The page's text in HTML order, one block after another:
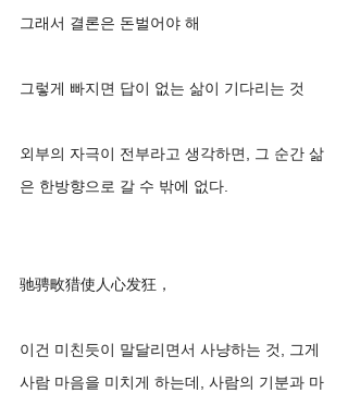
그래서 결론은 돈벌어야 해
그렇게 빠지면 답이 없는 삶이 기다리는 것
외부의 자극이 전부라고 생각하면, 그 순간 삶
은 한방향으로 갈 수 밖에 없다.
驰骋畋猎使人心发狂，
이건 미친듯이 말달리면서 사냥하는 것, 그게
사람 마음을 미치게 하는데, 사람의 기분과 마